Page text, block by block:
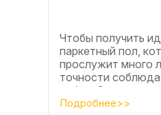
Чтобы получить
паркетный пол,
прослужит много
точности
работ. Сегодня
простых и
Подробнее>>